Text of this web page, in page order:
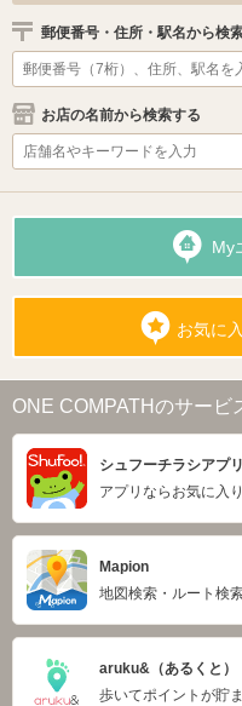
郵便番号・住所・駅名から検
お店の名前から検索する
My
お気に
ONE COMPATHのサービ
シュフーチラシアプリ
アプリならお気に入
Mapion
地図検索・ルート検
aruku&（あるくと）
歩いてポイントが貯